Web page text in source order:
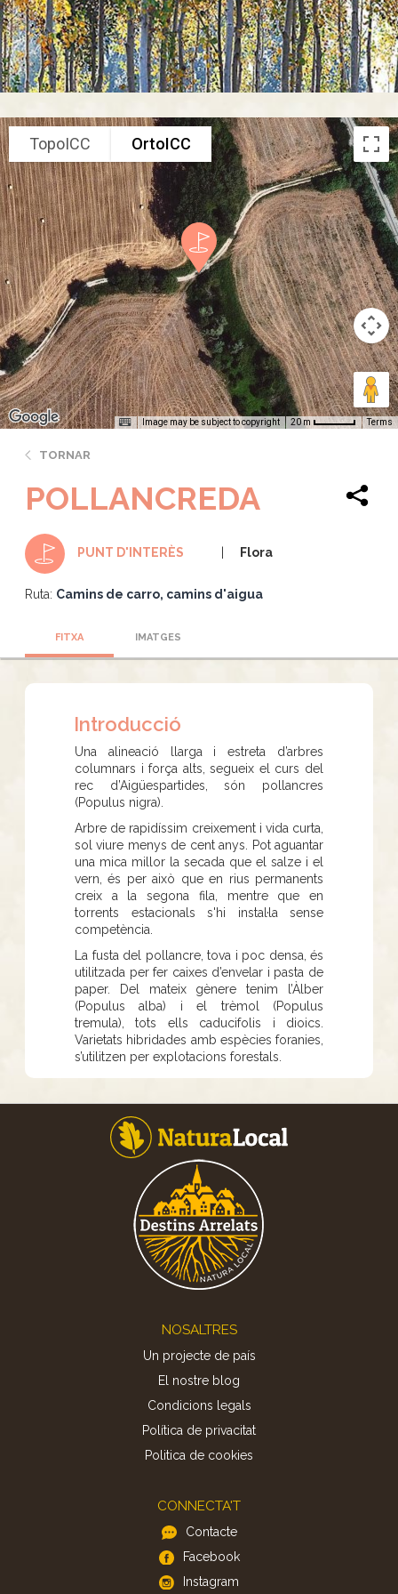
TopoICC OrtoICC
Image may be subject to copyright 20 m Terms
TORNAR
POLLANCREDA
PUNT D'INTERÈS Flora
Ruta: Camins de carro, camins d'aigua
FITXA IMATGES
Introducció
Una alineació llarga i estreta d’arbres
columnars i força alts, segueix el curs del
rec d’Aigüespartides, són pollancres
(Populus nigra).
Arbre de rapidíssim creixement i vida curta,
sol viure menys de cent anys. Pot aguantar
una mica millor la secada que el salze i el
vern, és per això que en rius permanents
creix a la segona fila, mentre que en
torrents estacionals s'hi instal·la sense
competència.
La fusta del pollancre, tova i poc densa, és
utilitzada per fer caixes d’envelar i pasta de
paper. Del mateix gènere tenim l’Àlber
(Populus alba) i el trèmol (Populus
tremula), tots ells caducifolis i dioics.
Varietats hibridades amb espècies foranies,
s’utilitzen per explotacions forestals.
NOSALTRES
Un projecte de país
El nostre blog
Condicions legals
Política de privacitat
Politica de cookies
CONNECTA'T
Contacte
Facebook
Instagram